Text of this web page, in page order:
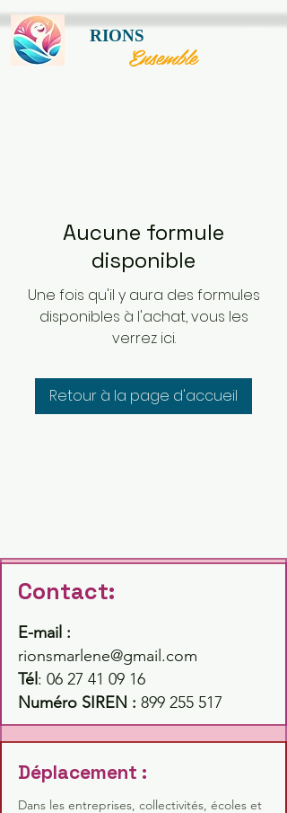
RIONS
Ensemble
Aucune formule
disponible
Une fois qu'il y aura des formules
disponibles à l'achat, vous les
verrez ici.
Retour à la page d'accueil
Contact:
E-mail :
rionsmarlene@gmail.com
Tél : 06 27 41 09 16
Numéro SIREN : 899 255 517
Déplacement :
Dans les entreprises, collectivités, écoles et